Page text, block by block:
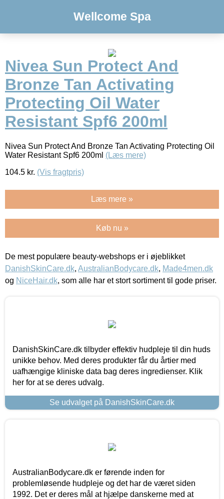
Wellcome Spa
Nivea Sun Protect And
Bronze Tan Activating
Protecting Oil Water
Resistant Spf6 200ml
Nivea Sun Protect And Bronze Tan Activating Protecting Oil
Water Resistant Spf6 200ml (Læs mere)
104.5 kr. (Vis fragtpris)
Læs mere »
Køb nu »
De mest populære beauty-webshops er i øjeblikket
DanishSkinCare.dk, AustralianBodycare.dk, Made4men.dk
og NiceHair.dk, som alle har et stort sortiment til gode priser.
DanishSkinCare.dk tilbyder effektiv hudpleje til din huds
unikke behov. Med deres produkter får du årtier med
uafhængige kliniske data bag deres ingredienser. Klik
her for at se deres udvalg.
Se udvalget på DanishSkinCare.dk
AustralianBodycare.dk er førende inden for
problemløsende hudpleje og det har de været siden
1992. Det er deres mål at hjælpe danskerne med at